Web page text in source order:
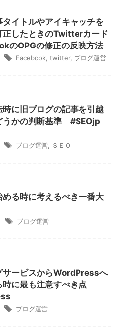
タイトルやアイキャッチを
正したときのTwitterカード
のOPGの修正の反映方法
Facebook twitter, ブログ運営
時に旧ブログの記事を引越
うかの判断基準 #SEOjp
ブログ運営 ＳＥＯ
める時に考えるべき一番大
ブログ運営
サービスからWordPressへ
時に最も注意すべき点
ブログ運営